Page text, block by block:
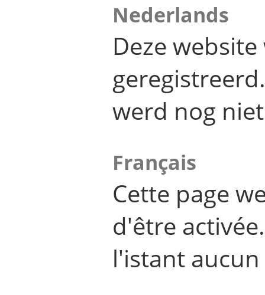
Nederlands
Deze
werd nog
Français
Cette page
d'être
l'istant